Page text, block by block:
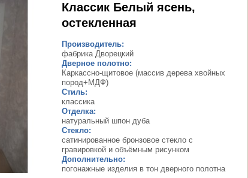
Классик Белый ясень,
остекленная
Производитель:
фабрика Дворецкий
Дверное полотно:
Каркассно-щитовое (массив дерева хвойных
пород+МДФ)
Стиль:
классика
Отделка:
натуральный шпон дуба
Стекло:
сатинированное бронзовое стекло с
гравировкой и объёмным рисунком
Дополнительно:
погонажные изделия в тон дверного полотна